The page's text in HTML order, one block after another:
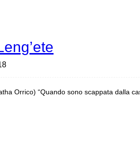
Orrico) “Quando sono scappata dalla